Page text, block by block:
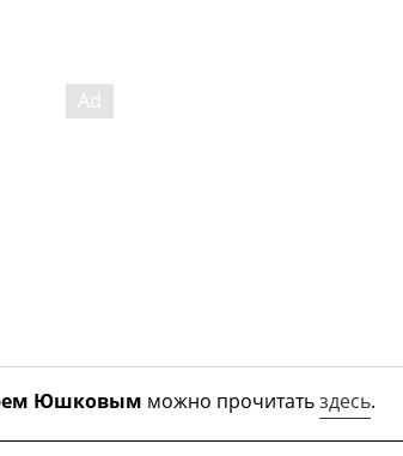
Юшковым можно прочитатьздесь.